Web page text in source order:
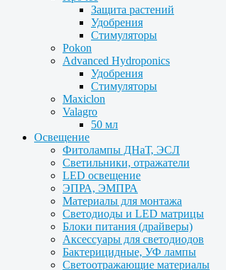
Защита растений
Удобрения
Стимуляторы
Pokon
Advanced Hydroponics
Удобрения
Стимуляторы
Maxiclon
Valagro
50 мл
Освещение
Фитолампы ДНаТ, ЭСЛ
Светильники, отражатели
LED освещение
ЭПРА, ЭМПРА
Материалы для монтажа
Светодиоды и LED матрицы
Блоки питания (драйверы)
Аксессуары для светодиодов
Бактерицидные, УФ лампы
Светоотражающие материалы